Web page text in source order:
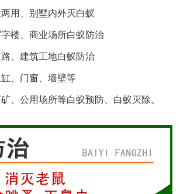
用、别墅内外灭白蚁
楼、商业场所白蚁防治
、建筑工地白蚁防治
、门窗、墙壁等
、公用场所等白蚁预防、白蚁灭除。